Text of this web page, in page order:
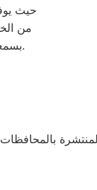
حيث
من
بسمعة طيبة بفضل سرعة استجابته ودقته في تشخيص المشاكل وإصلاحها بشكل سليم.
بالمحافظات